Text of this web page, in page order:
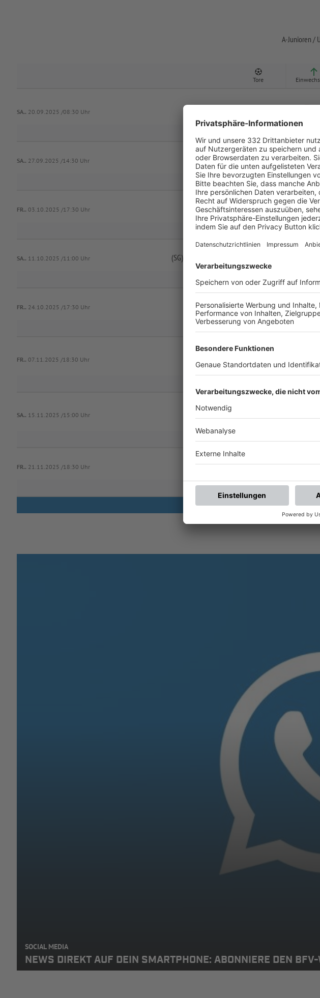
A-Junioren /
Tore
SA.. 20.09.2025 /08:30 Uhr
SA.. 27.09.2025 /14:30 Uhr (SG) Dinkel/Auerbach/ Horgau
0
FR.. 03.10.2025 /17:30 Uhr TSV Neusäß
0 0
SA.. 11.10.2025 /11:00 Uhr (SG) Adelsried/
0 0
FR.. 24.10.2025 /17:30 Uhr TSV Neusäß
FR.. 07.11.2025 /18:30 Uhr
SA.. 15.11.2025 /15:00 Uhr TSV 1909 Gersthofen U19
- -
FR.. 21.11.2025 /18:30 Uhr TSV Neusäß
2 0
2
0
SOCIAL MEDIA
NEWS DIREKT AUF DEIN SMARTPHONE: ABONNIERE DEN